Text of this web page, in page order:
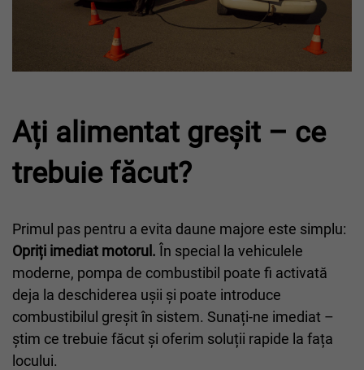
Ați alimentat greșit – ce
trebuie făcut?
Primul pas pentru a evita daune majore este simplu:
Opriți imediat motorul. În special la vehiculele
moderne, pompa de combustibil poate fi activată
deja la deschiderea ușii și poate introduce
combustibilul greșit în sistem. Sunați-ne imediat –
știm ce trebuie făcut și oferim soluții rapide la fața
locului.